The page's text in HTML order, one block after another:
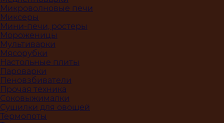
Микроволновые печи
Миксеры
Мини-печи, ростеры
Мороженицы
Мультиварки
Мясорубки
Настольные плиты
Пароварки
Пеновзбиватели
Прочая техника
Соковыжималки
Сушилки для овощей
Термопоты